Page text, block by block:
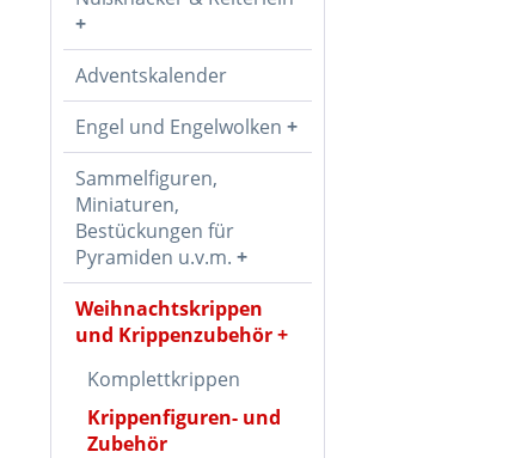
Adventskalender
Engel und Engelwolken
Sammelfiguren,
Miniaturen,
Bestückungen für
Pyramiden u.v.m.
Weihnachtskrippen
und Krippenzubehör
Komplettkrippen
Krippenfiguren- und
Zubehör